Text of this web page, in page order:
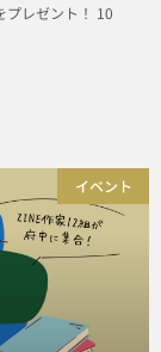
プレゼント！ 10
イベント